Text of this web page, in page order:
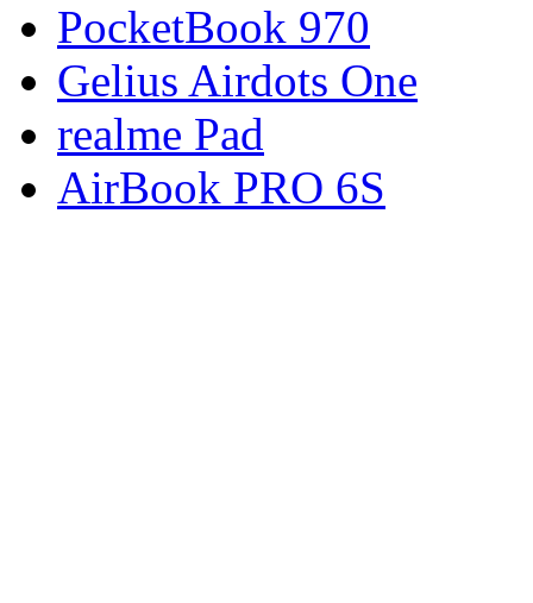
PocketBook 970
Gelius Airdots One
realme Pad
AirBook PRO 6S